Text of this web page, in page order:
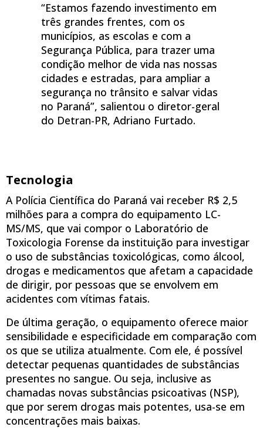
“Estamos fazendo investimento em
três grandes frentes, com os
municípios, as escolas e com a
Segurança Pública, para trazer uma
condição melhor de vida nas nossas
cidades e estradas, para ampliar a
segurança no trânsito e salvar vidas
no Paraná”, salientou o diretor-geral
do Detran-PR, Adriano Furtado.
Tecnologia
A Polícia Científica do Paraná vai receber R$ 2,5
milhões para a compra do equipamento LC-
MS/MS, que vai compor o Laboratório de
Toxicologia Forense da instituição para investigar
o uso de substâncias toxicológicas, como álcool,
drogas e medicamentos que afetam a capacidade
de dirigir, por pessoas que se envolvem em
acidentes com vítimas fatais.
De última geração, o equipamento oferece maior
sensibilidade e especificidade em comparação com
os que se utiliza atualmente. Com ele, é possível
detectar pequenas quantidades de substâncias
presentes no sangue. Ou seja, inclusive as
chamadas novas substâncias psicoativas (NSP),
que por serem drogas mais potentes, usa-se em
concentrações mais baixas.